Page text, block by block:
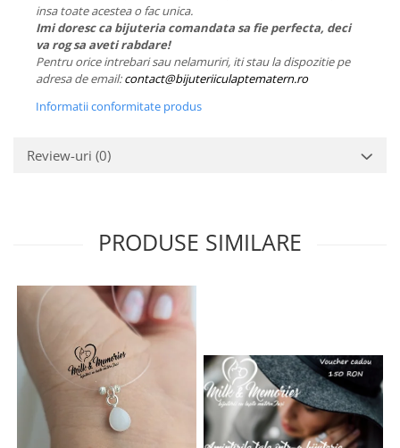
insa toate acestea o fac unica.
Imi doresc ca bijuteria comandata sa fie perfecta, deci
va rog sa aveti rabdare!
Pentru orice intrebari sau nelamuriri, iti stau la dispozitie pe
adresa de email:contact@bijuteriiculaptematern.ro
Informatii conformitate produs
Review-uri (0)
PRODUSE SIMILARE